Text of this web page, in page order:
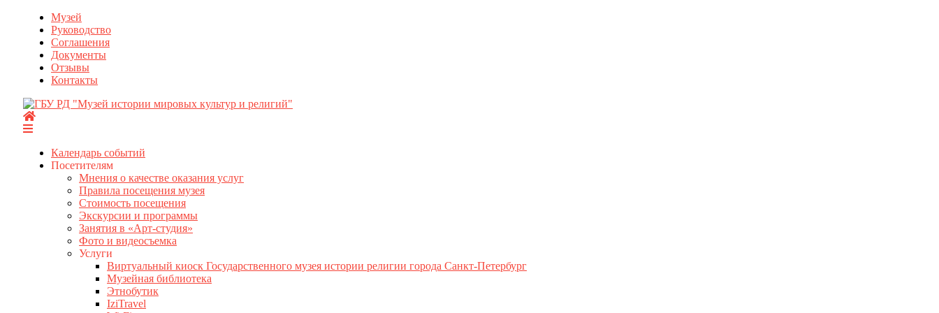
Перейти
содержимому
Музей
Руководство
Соглашения
Документы
Отзывы
Контакты
Календарь событий
Посетителям
Мнения о качестве оказания услуг
Правила посещения музея
Стоимость посещения
Экскурсии и программы
Занятия в «Арт-студия»
Фото и видеосъемка
Услуги
Виртуальный киоск Государственного музея истории религии города Санкт-Петербург
Музейная библиотека
Этнобутик
IziTravel